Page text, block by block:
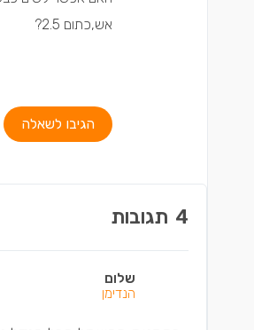
אש,כתום 2.5?
הגיבו לשאלה
4 תגובות
שלום
הנדימן